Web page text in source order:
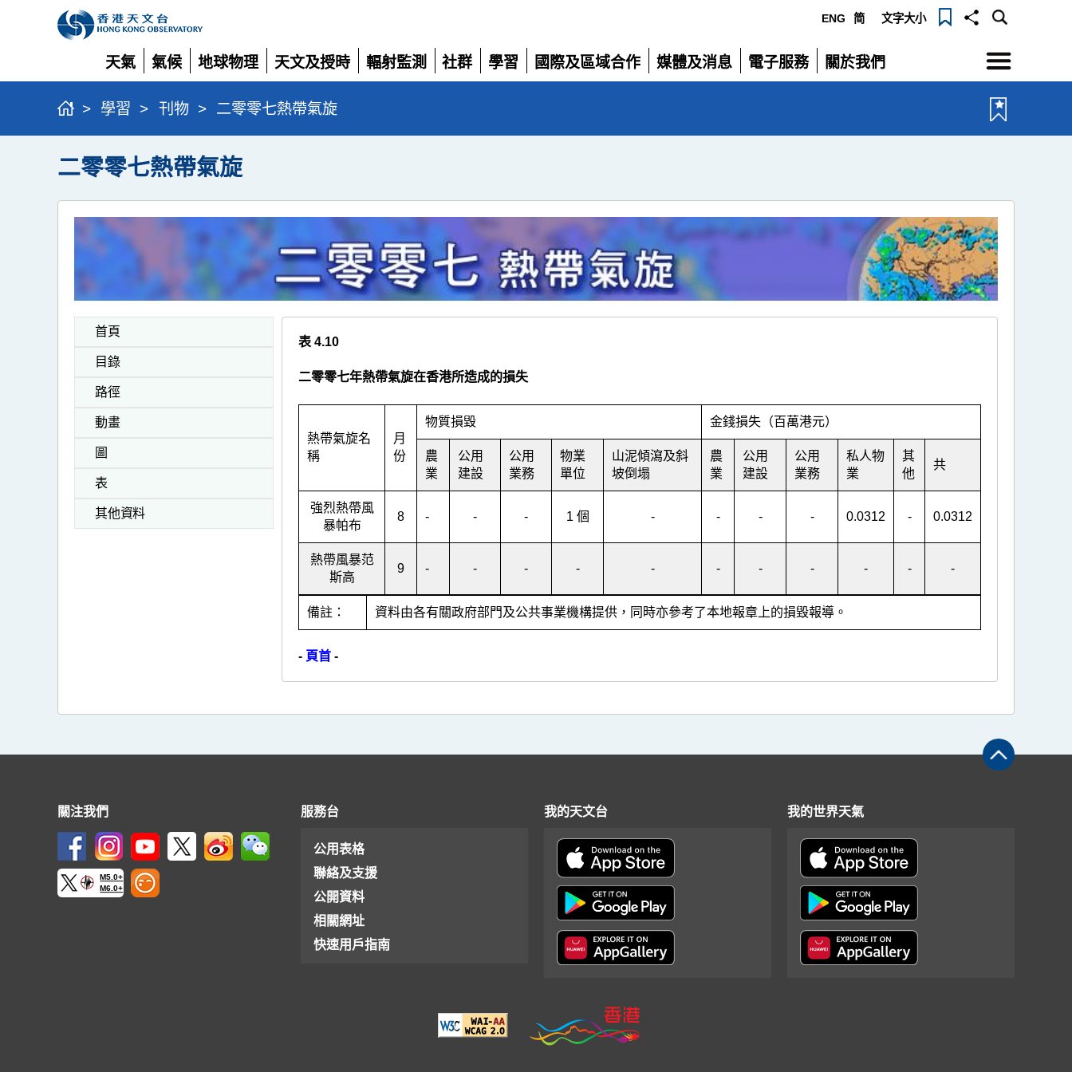
ENG 简 文字大小
天氣
展
開
氣候
展
開
地球物理
展
開
天文及授時
展
開
輻射監測
展
社群
展
學習
展
國際及區域合作
展
媒體及消息
展
電子服務
展
關於我們
展
選
單
> 學習 > 刊物 > 二零零七熱帶氣旋
二零零七熱帶氣旋
首頁
目錄
路徑
動畫
圖
表
其他資料
表 4.10
二零零七年熱帶氣旋在香港所造成的損失
熱帶氣旋名
稱
月
份
物質損毀 金錢損失（百萬港元）
農
業
公用
建設
公用
業務
物業
單位
山泥傾瀉及斜
坡倒塌
農
業
公用
建設
公用
業務
私人物
業
其
他
共
強烈熱帶風
暴帕布
8 - - - 1 個 - - - - 0.0312 - 0.0312
熱帶風暴范
斯高
9 - - - - - - - - - - -
備註： 資料由各有關政府部門及公共事業機構提供，同時亦參考了本地報章上的損毀報導。
- 頁首 -
關注我們
M5.0+
M6.0+
服務台
公用表格
聯絡及支援
公開資料
相關網址
快速用戶指南
我的天文台 我的世界天氣